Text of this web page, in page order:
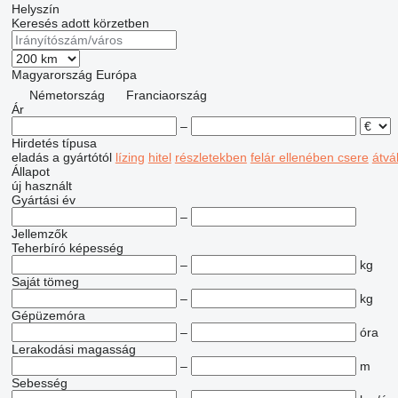
Helyszín
Keresés adott körzetben
Magyarország Európa
Németország
Franciaország
Ár
–
Hirdetés típusa
eladás a gyártótól lízing hitel részletekben felár ellenében csere
Állapot
új használt
Gyártási év
–
Jellemzők
Teherbíró képesség
–
kg
Saját tömeg
–
kg
Gépüzemóra
–
óra
Lerakodási magasság
–
m
Sebesség